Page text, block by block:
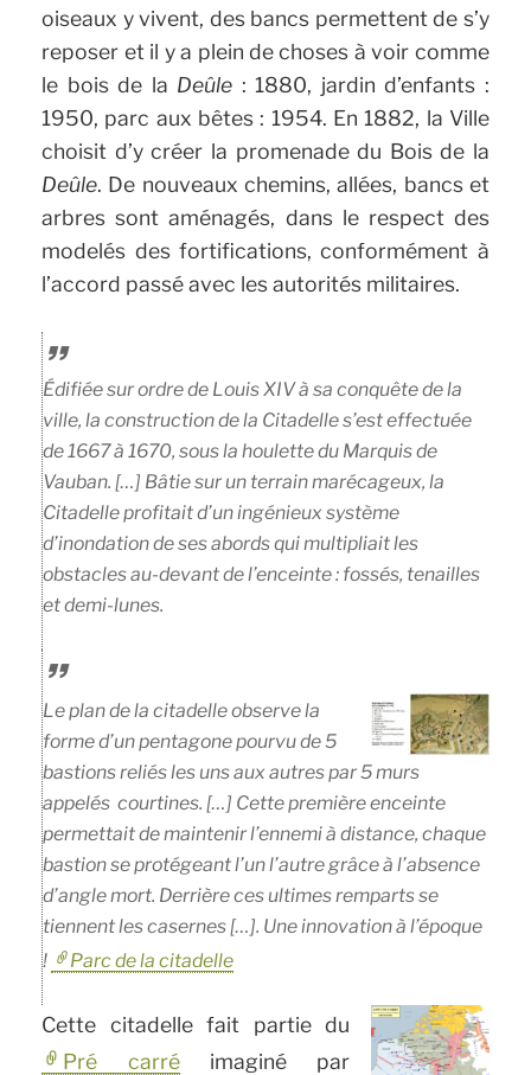
oiseaux y vivent, des bancs permettent de s’y
reposer et il y a plein de choses à voir comme
le bois de la Deûle : 1880, jardin d’enfants :
1950, parc aux bêtes : 1954. En 1882, la Ville
choisit d’y créer la promenade du Bois de la
Deûle. De nouveaux chemins, allées, bancs et
arbres sont aménagés, dans le respect des
modelés des fortifications, conformément à
l’accord passé avec les autorités militaires.
Édifiée sur ordre de Louis XIV à sa conquête de la
ville, la construction de la Citadelle s’est effectuée
de 1667 à 1670, sous la houlette du Marquis de
Vauban. […] Bâtie sur un terrain marécageux, la
Citadelle profitait d’un ingénieux système
d’inondation de ses abords qui multipliait les
obstacles au-devant de l’enceinte : fossés, tenailles
et demi-lunes.
Le plan de la citadelle observe la
forme d’un pentagone pourvu de 5
bastions reliés les uns aux autres par 5 murs
appelés courtines. […] Cette première enceinte
permettait de maintenir l’ennemi à distance, chaque
bastion se protégeant l’un l’autre grâce à l’absence
d’angle mort. Derrière ces ultimes remparts se
tiennent les casernes […]. Une innovation à l’époque
!
Parc de la citadelle
Cette citadelle fait partie du
Pré carréimaginé par